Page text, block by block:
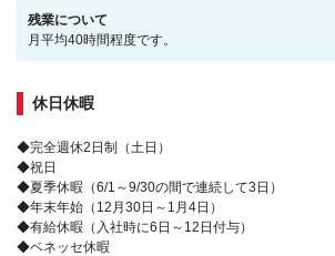
残業について
月平均40時間程度です。
休日休暇
◆完全週休2日制（土日）
◆祝日
◆夏季休暇（6/1～9/30の間で連続して3日）
◆年末年始（12月30日～1月4日）
◆有給休暇（入社時に6日～12日付与）
◆ベネッセ休暇